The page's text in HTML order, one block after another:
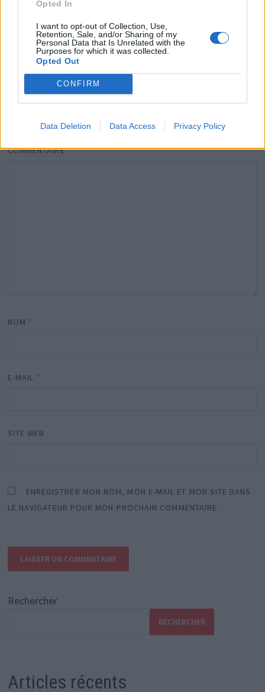
Opted In
I want to opt-out of Collection, Use,
Retention, Sale, and/or Sharing of my
Personal Data that Is Unrelated with the
Purposes for which it was collected.
Opted Out
CONFIRM
Data Deletion Data Access Privacy Policy
Brigitte Macron !
27 avril 2024
Laisser un commentaire
Votre adresse e-mail ne sera pas publiée.Les champs
obligatoires sont indiqués avec*
COMMENTAIRE*
NOM *
E-MAIL *
SITE WEB
ENREGISTRER MON NOM, MON E-MAIL ET MON SITE DANS
LE NAVIGATEUR POUR MON PROCHAIN COMMENTAIRE.
Rechercher
RECHERCHER
Articles récents